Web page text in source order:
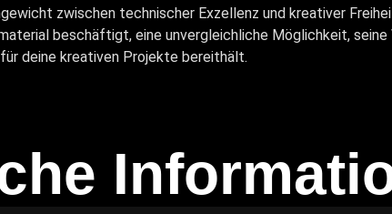
zwischen technischer Exzellenz und kreativer
beschäftigt, eine unvergleichliche Möglichkeit,
deine kreativen Projekte bereithält.